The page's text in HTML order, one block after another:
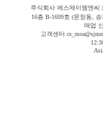
주식회사 에스제이엠엔씨
16층 B-1609호 (문정동,
매업
고객센터